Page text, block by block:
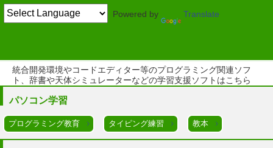
Powered by Translate
統合開発環境やコードエディター等のプログラミング関連ソフ
ト、辞書や天体シミュレーターなどの学習支援ソフトはこちら
パソコン学習
プログラミング教育 タイピング練習 教本